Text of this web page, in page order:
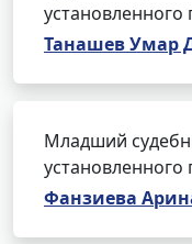
установленного
Танашев Умар
Младший
установленного
Фанзиева